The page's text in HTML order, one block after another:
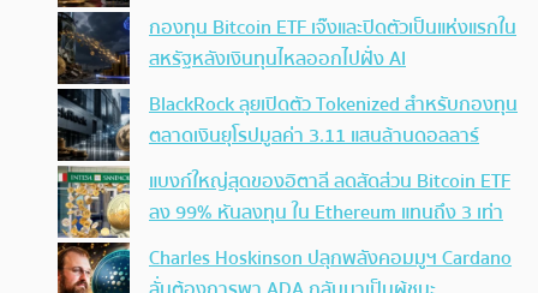
กองทุน Bitcoin ETF เจ๊งและปิดตัวเป็นแห่งแรกใน
สหรัฐหลังเงินทุนไหลออกไปฝั่ง AI
BlackRock ลุยเปิดตัว Tokenized สำหรับกองทุน
ตลาดเงินยุโรปมูลค่า 3.11 แสนล้านดอลลาร์
แบงก์ใหญ่สุดของอิตาลี ลดสัดส่วน Bitcoin ETF
ลง 99% หันลงทุน ใน Ethereum แทนถึง 3 เท่า
Charles Hoskinson ปลุกพลังคอมมูฯ Cardano